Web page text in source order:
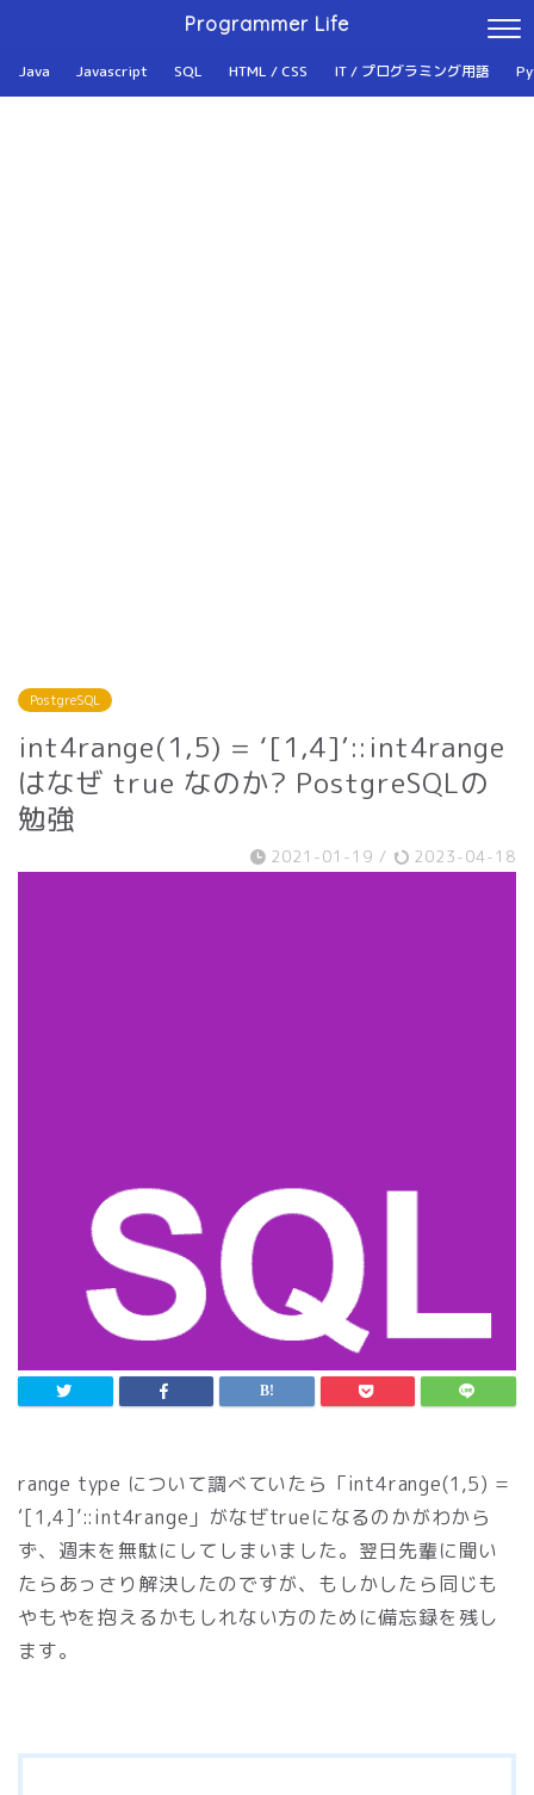
Programmer Life
Java Javascript SQL HTML / CSS IT / プログラミング用語
PostgreSQL
int4range(1,5) = ‘[1,4]’::int4range
はなぜ true なのか? PostgreSQLの
勉強
2021-01-19 / 2023-04-18
range type について調べていたら「int4range(1,5) =
‘[1,4]’::int4range」がなぜtrueになるのかがわから
ず、週末を無駄にしてしまいました。翌日先輩に聞い
たらあっさり解決したのですが、もしかしたら同じも
やもやを抱えるかもしれない方のために備忘録を残し
ます。